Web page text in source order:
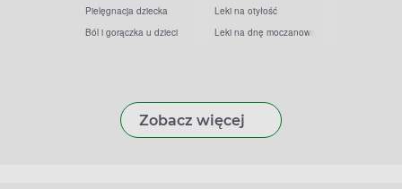
Pielęgnacja dziecka
Ból i gorączka u dzieci
Leki na otyłość
Leki na dnę moczanową
Zobacz więcej